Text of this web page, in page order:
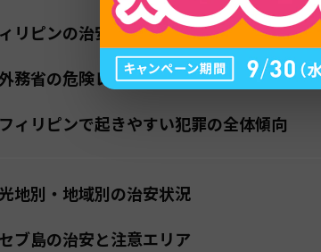
リピンの治安に関する基本情報
務省の危険レベル区分（2026年5月時点）
フィリピンで起きやすい犯罪の全体傾向
地別・地域別の治安状況
セブ島の治安と注意エリア